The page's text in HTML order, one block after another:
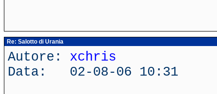
Re: Salotto di Urania
Autore: xchris
Data: 02-08-06 10:31